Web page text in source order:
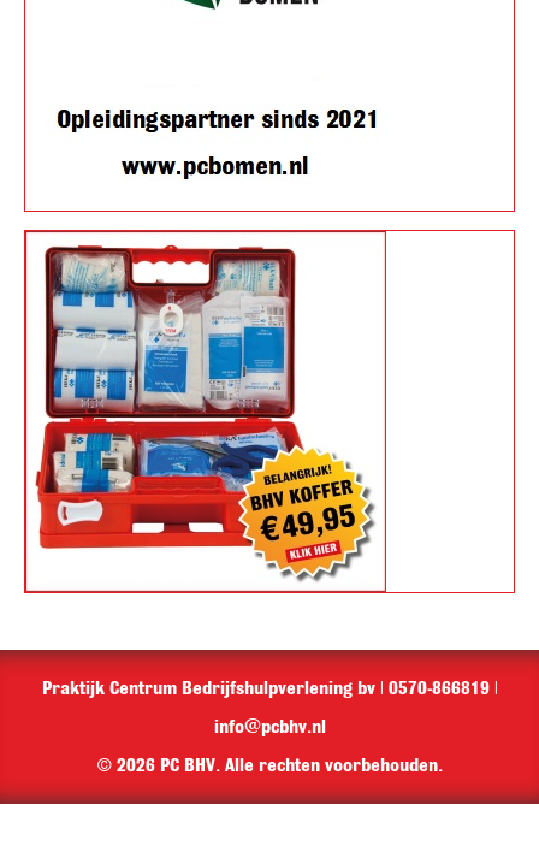
Praktijk Centrum Bedrijfshulpverlening bv | 0570-866819 |
info@pcbhv.nl
© 2026 PC BHV. Alle rechten voorbehouden.